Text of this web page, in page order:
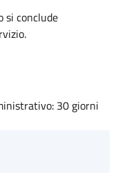
si conclude
30 giorni